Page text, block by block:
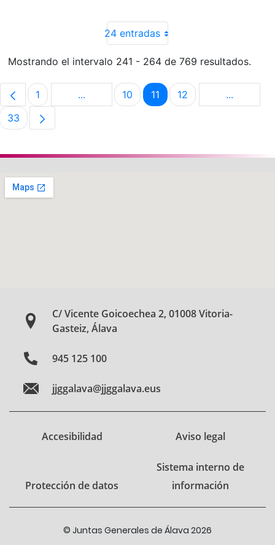
24 entradas
Mostrando el intervalo 241 - 264 de 769 resultados.
Página
1 ...Páginas intermedias Use TAB para
Página
10 Página
11 Página
12 ...Páginas
Página
33
C/ Vicente Goicoechea 2, 01008 Vitoria-
Gasteiz, Álava
945 125 100
jjggalava@jjggalava.eus
Accesibilidad Aviso legal
Protección de datos
Sistema interno de
información
© Juntas Generales de Álava 2026